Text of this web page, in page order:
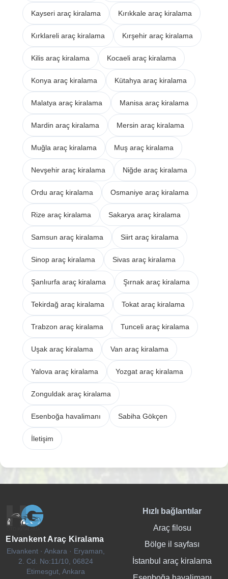
Kayseri araç kiralama Kırıkkale araç kiralama
Kırklareli araç kiralama Kırşehir araç kiralama
Kilis araç kiralama Kocaeli araç kiralama
Konya araç kiralama Kütahya araç kiralama
Malatya araç kiralama Manisa araç kiralama
Mardin araç kiralama Mersin araç kiralama
Muğla araç kiralama Muş araç kiralama
Nevşehir araç kiralama Niğde araç kiralama
Ordu araç kiralama Osmaniye araç kiralama
Rize araç kiralama Sakarya araç kiralama
Samsun araç kiralama Siirt araç kiralama
Sinop araç kiralama Sivas araç kiralama
Şanlıurfa araç kiralama Şırnak araç kiralama
Tekirdağ araç kiralama Tokat araç kiralama
Trabzon araç kiralama Tunceli araç kiralama
Uşak araç kiralama Van araç kiralama
Yalova araç kiralama Yozgat araç kiralama
Zonguldak araç kiralama
Esenboğa havalimanı Sabiha Gökçen
İletişim
Elvankent Araç Kiralama
Elvankent · Ankara · Eryaman,
2. Cd. No:11/10, 06824
Etimesgut, Ankara
Hızlı bağlantılar
Araç filosu
Bölge il sayfası
İstanbul araç kiralama